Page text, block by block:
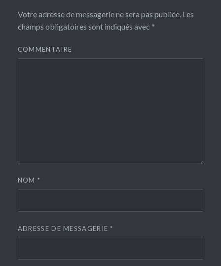
Votre adresse de messagerie ne sera pas publiée.Les
champs obligatoires sont indiqués avec *
COMMENTAIRE
NOM*
ADRESSE DE MESSAGERIE*